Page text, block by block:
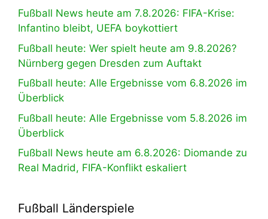
Fußball News heute am 7.8.2026: FIFA-Krise:
Infantino bleibt, UEFA boykottiert
Fußball heute: Wer spielt heute am 9.8.2026?
Nürnberg gegen Dresden zum Auftakt
Fußball heute: Alle Ergebnisse vom 6.8.2026 im
Überblick
Fußball heute: Alle Ergebnisse vom 5.8.2026 im
Überblick
Fußball News heute am 6.8.2026: Diomande zu
Real Madrid, FIFA-Konflikt eskaliert
Fußball Länderspiele